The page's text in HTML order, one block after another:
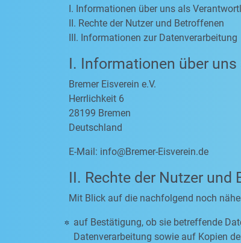
I. Informationen über uns als
II. Rechte der Nutzer und Betroffenen
III. Informationen zur Datenverarbeitung
I. Informationen über
Bremer Eisverein e.V.
Herrlichkeit 6
28199 Bremen
Deutschland
E-Mail: info@Bremer-Eisverein.de
II. Rechte der Nutzer und
Mit Blick auf die nachfolgend noch
auf Bestätigung, ob sie betreffende
Datenverarbeitung sowie auf Kopien